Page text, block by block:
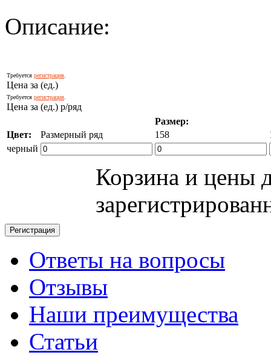
Описание:
Требуется регистрация
Цена за (ед.)
Требуется регистрация
Цена за (ед.) р/ряд
Размер:
Цвет:
Размерный ряд 158
черный
Корзина и цены
Ответы на вопросы
Отзывы
Наши преимущества
Статьи